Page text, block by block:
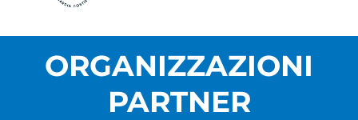
ORGANIZZAZIONI
PARTNER